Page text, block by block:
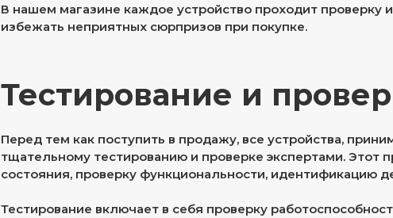
В нашем магазине каждое устройство проходит проверку
избежать неприятных сюрпризов при покупке.
Тестирование и
Перед тем как поступить в продажу, все устройства,
тщательному тестированию и проверке экспертами. Этот
состояния, проверку функциональности, идентификацию
Тестирование включает в себя проверку